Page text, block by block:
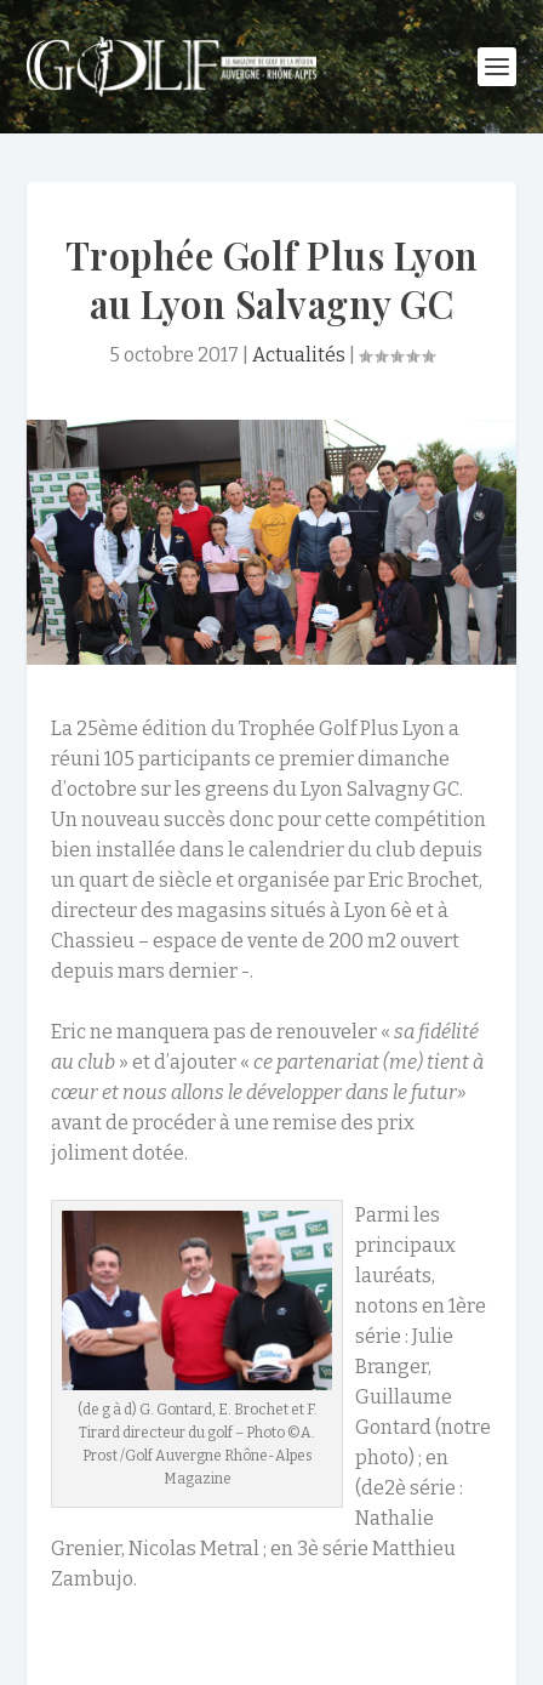
Trophée Golf Plus Lyon
au Lyon Salvagny GC
5 octobre 2017 Actualités
La 25ème édition du Trophée Golf Plus Lyon a
réuni 105 participants ce premier dimanche
d’octobre sur les greens du Lyon Salvagny GC.
Un nouveau succès donc pour cette compétition
bien installée dans le calendrier du club depuis
un quart de siècle et organisée par Eric Brochet,
directeur des magasins situés à Lyon 6è et à
Chassieu – espace de vente de 200 m2 ouvert
depuis mars dernier -.
Eric ne manquera pas de renouveler «sa fidélité
au club » et d’ajouter «ce partenariat (me) tient à
cœur et nous allons le développer dans le futur»
avant de procéder à une remise des prix
joliment dotée.
(de g à d) G. Gontard, E. Brochet et F.
Tirard directeur du golf – Photo ©A.
Prost /Golf Auvergne Rhône-Alpes
Magazine
Parmi les
principaux
lauréats,
notons en 1ère
série : Julie
Branger,
Guillaume
Gontard (notre
photo) ; en
(de2è série :
Nathalie
Grenier, Nicolas Metral ; en 3è série Matthieu
Zambujo.